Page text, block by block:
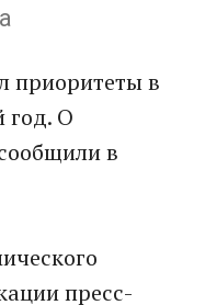
приоритеты в
год. О
в
пресс-